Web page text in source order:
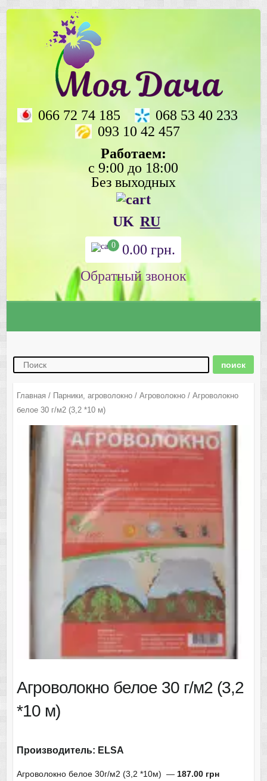
066 72 74 185
068 53 40 233
093 10 42 457
Работаем:
с 9:00 до 18:00
Без выходных
UK RU
0 0.00грн.
Главная / Парники, агроволокно/ Агроволокно/ Агроволокно
белое 30 г/м2 (3,2 *10 м)
Агроволокно белое 30 г/м2 (3,2
*10 м)
Производитель: ELSA
Агроволокно белое 30г/м2 (3,2 *10м) — 187.00 грн